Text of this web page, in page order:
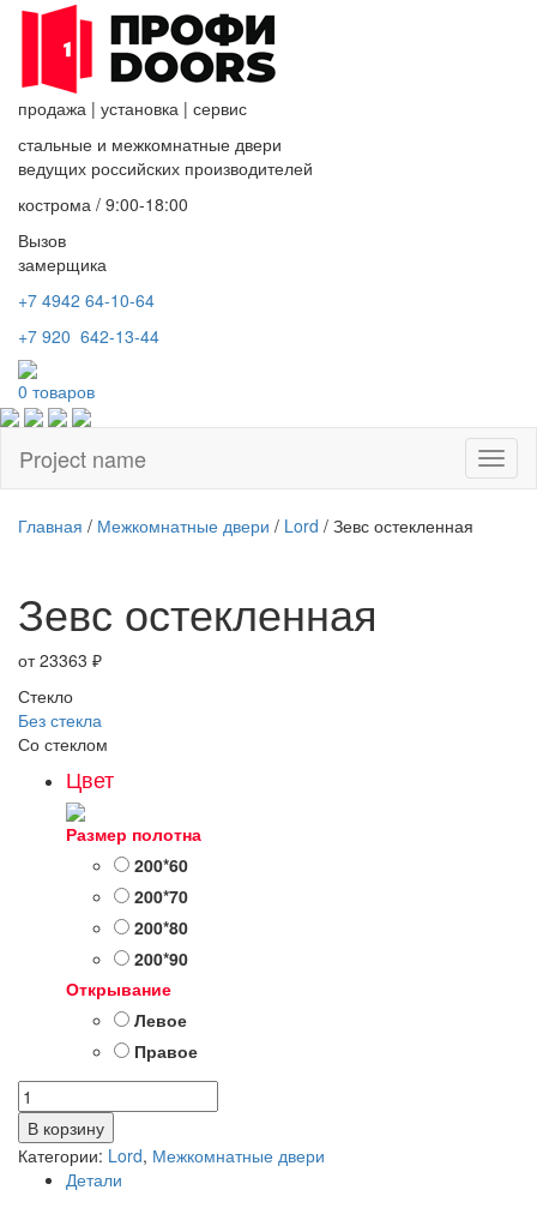
продажа | установка | сервис
стальные и межкомнатные двери
ведущих российских производителей
кострома / 9:00-18:00
Вызов
замерщика
+7 4942 64-10-64
+7 920 642-13-44
0 товаров
Project name
Главная / Межкомнатные двери / Lord / Зевс остекленная
Зевс остекленная
от23363 ₽
Стекло
Без стекла
Со стеклом
Цвет
Размер полотна
200*60
200*70
200*80
200*90
Открывание
Левое
Правое
Количество
товара
Зевс
остекленная
В корзину
Категории: Lord, Межкомнатные двери
Детали